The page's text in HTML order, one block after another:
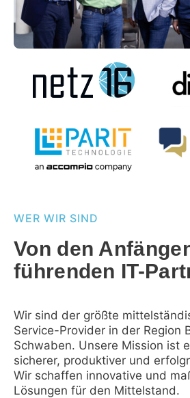
WER WIR SIND
Von den
führenden IT-
Wir sind der größte
Service-Provider in der Region
Schwaben. Unsere Mission ist
sicherer, produktiver und
Wir schaffen innovative und
Lösungen für den Mittelstand.